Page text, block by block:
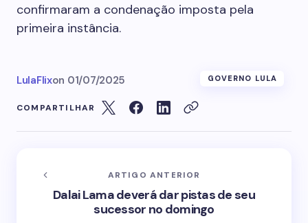
confirmaram a condenação imposta pela
primeira instância.
LulaFlixon 01/07/2025 GOVERNO LULA
COMPARTILHAR
ARTIGO ANTERIOR
Dalai Lama deverá dar pistas de seu
sucessor no domingo